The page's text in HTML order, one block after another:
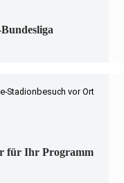
Stadionbesuch vor Ort
für Ihr Programm